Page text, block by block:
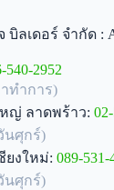
ลเดอร์ จำกัด :
540-2952
ทำการ)
ญ่ ลาดพร้าว:
นศุกร์)
ยงใหม่: 089-531-
นศุกร์)